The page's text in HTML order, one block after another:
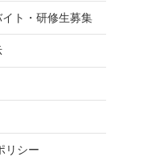
ト・研修生募集
リシー